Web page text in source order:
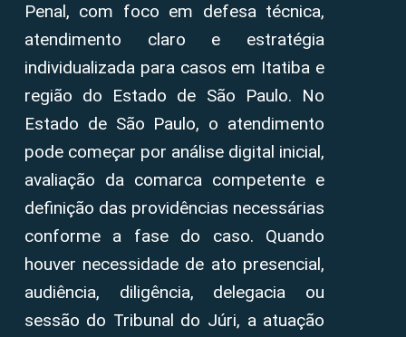
Penal, com foco em defesa técnica,
atendimento claro e estratégia
individualizada para casos em Itatiba e
região do Estado de São Paulo. No
Estado de São Paulo, o atendimento
pode começar por análise digital inicial,
avaliação da comarca competente e
definição das providências necessárias
conforme a fase do caso. Quando
houver necessidade de ato presencial,
audiência, diligência, delegacia ou
sessão do Tribunal do Júri, a atuação